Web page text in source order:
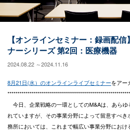
【オンラインセミナー：録画配
ナーシリーズ 第2回：医療機器
2024.08.22 ～2024.11.16
8月21日(水）のオンラインライブセミナーをアー
今日、企業戦略の一環としてのM&Aは、あら
れていますが、その事業分野によって留意すべ
務所においては、これまで幅広い事業分野にお